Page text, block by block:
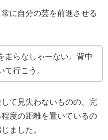
に自分の芸を前進させる
走らなしゃーない。背中
て行こう。
て見失わないものの、完
度の距離を置いているの
ました。